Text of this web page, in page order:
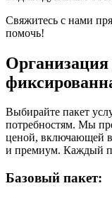
Свяжитесь с нами
помочь!
Выбирайте пакет
потребностям. Мы
ценой, включающей
и премиум. Каждый
Базовый пакет: